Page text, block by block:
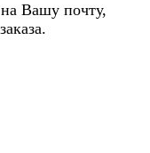
Вашу почту,